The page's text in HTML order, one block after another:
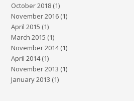
October 2018 (1)
November 2016 (1)
April 2015 (1)
March 2015 (1)
November 2014(1)
April 2014(1)
November 2013 (1)
January 2013 (1)